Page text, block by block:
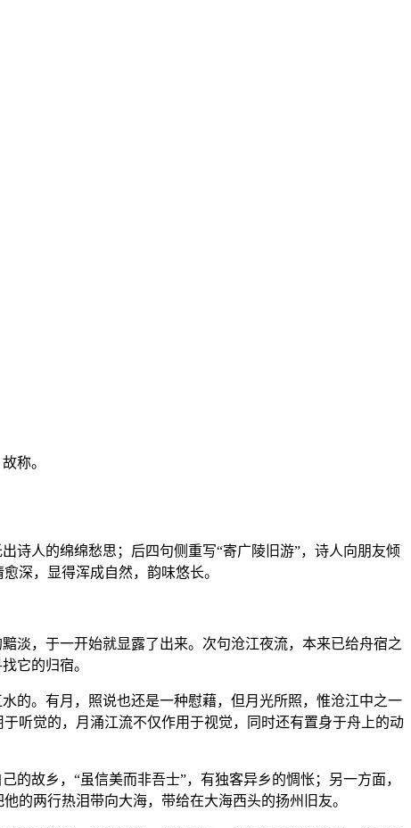
称。
诗人的绵绵愁思；后四句侧重写“寄广陵旧游”，诗人向朋友倾
深，显得浑成自然，韵味悠长。
淡，于一开始就显露了出来。次句沧江夜流，本来已给舟宿之
它的归宿。
的。有月，照说也还是一种慰藉，但月光所照，惟沧江中之一
听觉的，月涌江流不仅作用于视觉，同时还有置身于舟上的动
故乡，“虽信美而非吾士”，有独客异乡的惆怅；另一方面，
的两行热泪带向大海，带给在大海西头的扬州旧友。